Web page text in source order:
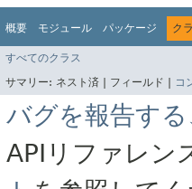
概要 モジュール パッケージ ク
すべてのクラス
サマリー: ネスト済 | フィールド | コ
バグを報告す
APIリファレン